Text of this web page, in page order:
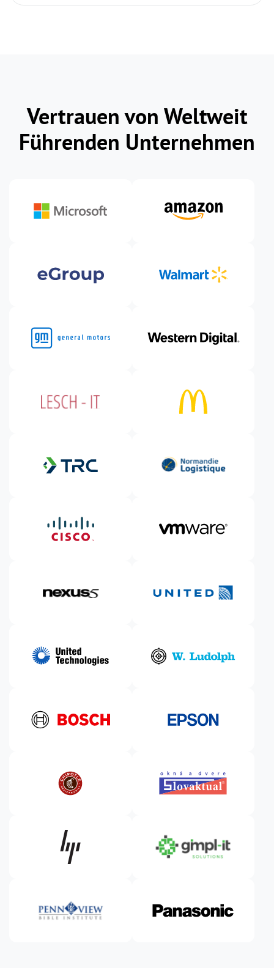
Vertrauen von Weltweit
Führenden Unternehmen